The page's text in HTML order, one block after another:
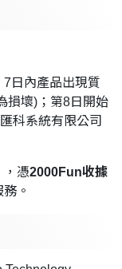
日內產品出現質
損壞)；第8日開始
科系統有限公司
，憑2000Fun收據
。